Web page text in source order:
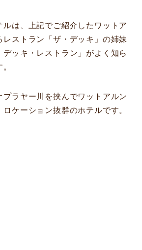
ルは、上記でご紹介したワットア
レストラン「ザ・デッキ」の姉妹
デッキ・レストラン」がよく知ら
プラヤー川を挟んでワットアルン
ケーション抜群のホテルです。